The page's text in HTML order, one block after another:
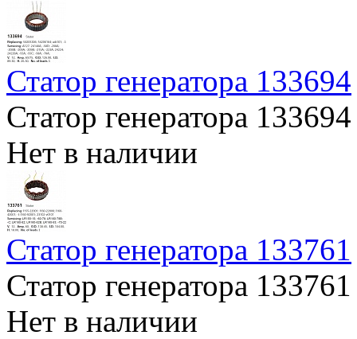
Статор генератора 133694
Статор генератора 133694
Нет в наличии
Статор генератора 133761
Статор генератора 133761
Нет в наличии